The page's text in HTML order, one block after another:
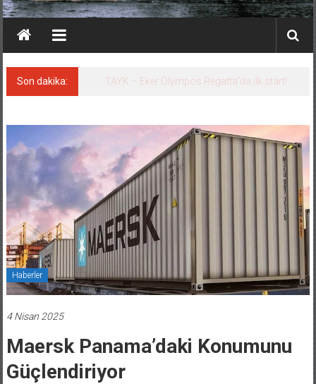
Son dakika: İstanbul ve Çanakkale: 6 ayda 40.000 gemi
Haberler
4 Nisan 2025
Maersk Panama’daki Konumunu
Güçlendiriyor